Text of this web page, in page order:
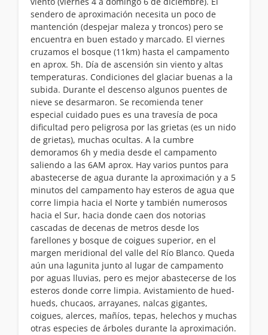
sendero de aproximación necesita un poco de
mantención (despejar maleza y troncos) pero se
encuentra en buen estado y marcado. El viernes
cruzamos el bosque (11km) hasta el campamento
en aprox. 5h. Día de ascensión sin viento y altas
temperaturas. Condiciones del glaciar buenas a la
subida. Durante el descenso algunos puentes de
nieve se desarmaron. Se recomienda tener
especial cuidado pues es una travesía de poca
dificultad pero peligrosa por las grietas (es un nido
de grietas), muchas ocultas. A la cumbre
demoramos 6h y media desde el campamento
saliendo a las 6AM aprox. Hay varios puntos para
abastecerse de agua durante la aproximación y a 5
minutos del campamento hay esteros de agua que
corre limpia hacia el Norte y también numerosos
hacia el Sur, hacia donde caen dos notorias
cascadas de decenas de metros desde los
farellones y bosque de coigues superior, en el
margen meridional del valle del Río Blanco. Queda
aún una lagunita junto al lugar de campamento
por aguas lluvias, pero es mejor abastecerse de los
esteros donde corre limpia. Avistamiento de hued-
hueds, chucaos, arrayanes, nalcas gigantes,
coigues, alerces, mañíos, tepas, helechos y muchas
otras especies de árboles durante la aproximación.